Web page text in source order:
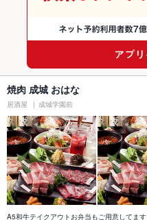
焼肉 成城 おはな
居酒屋 成城学園前
A5和牛テイクアウトお弁当もご用意してます